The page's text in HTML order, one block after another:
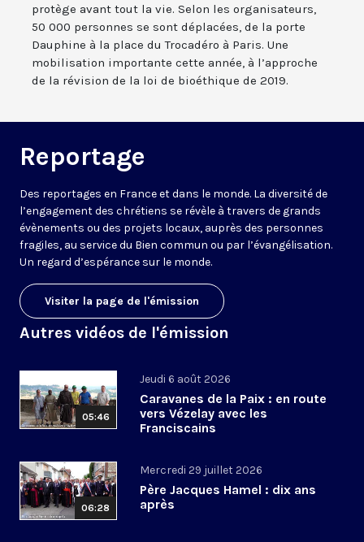
protège avant tout la vie. Selon les organisateurs,
50 000 personnes se sont déplacées, de la porte
Dauphine à la place du Trocadéro à Paris. Une
mobilisation importante cette année, à l’approche
de la révision de la loi de bioéthique de 2019.
Reportage
Des reportages en France et dans le monde. La diversité de
l’engagement des chrétiens se révèle à travers de grands
évènements ou des projets locaux, auprès des personnes
fragiles, au service du Bien commun ou par l’évangélisation.
Un regard d’espérance sur le monde.
Visiter la page de l'émission
Autres vidéos de l'émission
05:46
Jeudi 6 août 2026
Caravanes de la Paix : en route
vers Vézelay avec les
Franciscains
06:28
Mercredi 29 juillet 2026
Père Jacques Hamel : dix ans
après